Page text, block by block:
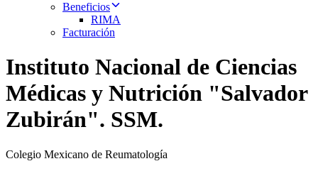
Beneficios
RIMA
Facturación
Instituto Nacional de Ciencias
Médicas y Nutrición "Salvador
Zubirán". SSM.
Colegio Mexicano de Reumatología